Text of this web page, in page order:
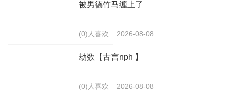
被男德竹马缠上了
(0)人喜欢 2026-08-08
劫数【古言nph 】
(0)人喜欢 2026-08-08